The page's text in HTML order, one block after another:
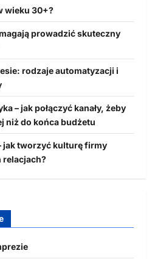
wieku 30+?
prowadzić skuteczny
rodzaje automatyzacji i
– jak połączyć kanały, żeby
niż do końca budżetu
jak tworzyć kulturę firmy
relacjach?